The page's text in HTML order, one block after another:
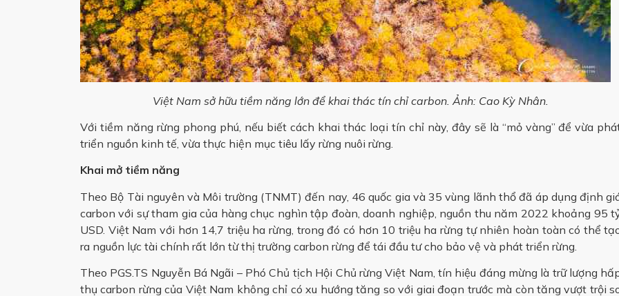
Việt Nam sở hữu tiềm năng lớn để khai thác tín chỉ carbon. Ảnh: Cao Kỳ Nhân.
Với tiềm năng rừng phong phú, nếu biết cách khai thác loại tín chỉ này, đây sẽ là “mỏ vàng” để vừa
triển nguồn kinh tế, vừa thực hiện mục tiêu lấy rừng nuôi rừng.
Khai mở tiềm năng
Theo Bộ Tài nguyên và Môi trường (TNMT) đến nay, 46 quốc gia và 35 vùng lãnh thổ đã áp dụng định
carbon với sự tham gia của hàng chục nghìn tập đoàn, doanh nghiệp, nguồn thu năm 2022 khoảng 95
USD. Việt Nam với hơn 14,7 triệu ha rừng, trong đó có hơn 10 triệu ha rừng tự nhiên hoàn toàn có thể
ra nguồn lực tài chính rất lớn từ thị trường carbon rừng để tái đầu tư cho bảo vệ và phát triển rừng.
Theo PGS.TS Nguyễn Bá Ngãi – Phó Chủ tịch Hội Chủ rừng Việt Nam, tín hiệu đáng mừng là trữ lượng
thụ carbon rừng của Việt Nam không chỉ có xu hướng tăng so với giai đoạn trước mà còn tăng vượt trội